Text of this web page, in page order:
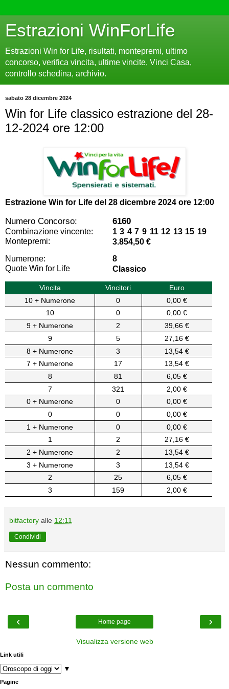
Estrazioni WinForLife
Estrazioni Win for Life, risultati, montepremi, ultimo
concorso, verifica vincita, ultime vincite, Vinci Casa,
controllo schedina, archivio.
sabato 28 dicembre 2024
Win for Life classico estrazione del 28-
12-2024 ore 12:00
Estrazione Win for Life del 28 dicembre 2024 ore 12:00
Numero Concorso: 6160
Combinazione vincente:
1 3 4 7 9 11 12 13 15 19
Montepremi:
3.854,50 €
Numerone:
8
Quote Win for Life
Classico
Vincita Vincitori
Euro
10 + Numerone
0
0,00 €
10
0
0,00 €
9 + Numerone
2
39,66 €
9
5
27,16 €
8 + Numerone
3
13,54 €
7 + Numerone
17
13,54 €
8
81
6,05 €
7
321
2,00 €
0 + Numerone
0
0,00 €
0
0
0,00 €
1 + Numerone
0
0,00 €
1
2
27,16 €
2 + Numerone
2
13,54 €
3 + Numerone
3
13,54 €
2
25
6,05 €
3
159 2,00 €
bitfactory alle 12:11
Condividi
Nessun commento:
Posta un commento
‹ ›
Home page
Visualizza versione web
Link utili
▼
Pagine